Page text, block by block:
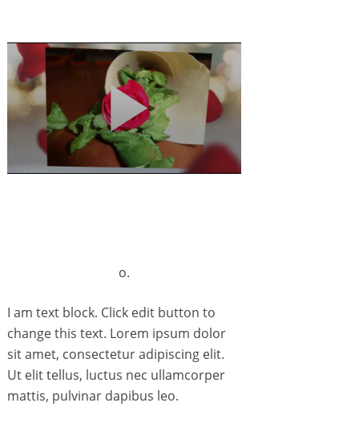
o.
I am text block. Click edit button to
change this text. Lorem ipsum dolor
sit amet, consectetur adipiscing elit.
Ut elit tellus, luctus nec ullamcorper
mattis, pulvinar dapibus leo.